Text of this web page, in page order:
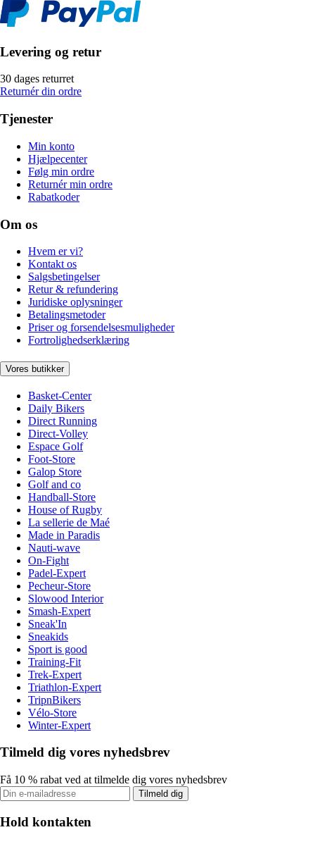
Levering og retur
30 dages returret
Returnér din ordre
Tjenester
Min konto
Hjælpecenter
Følg min ordre
Returnér min ordre
Rabatkoder
Om os
Hvem er vi?
Kontakt os
Salgsbetingelser
Retur & refundering
Juridiske oplysninger
Betalingsmetoder
Priser og forsendelsesmuligheder
Fortrolighedserklæring
Vores butikker
Basket-Center
Daily Bikers
Direct Running
Direct-Volley
Espace Golf
Foot-Store
Galop Store
Golf and co
Handball-Store
House of Rugby
La sellerie de Maé
Made in Paradis
Nauti-wave
On-Fight
Padel-Expert
Pecheur-Store
Slowood Interior
Smash-Expert
Sneak'In
Sneakids
Sport is good
Training-Fit
Trek-Expert
Triathlon-Expert
TripnBikers
Vélo-Store
Winter-Expert
Tilmeld dig vores nyhedsbrev
Få 10 % rabat ved at tilmelde dig vores nyhedsbrev
Tilmeld dig
Hold kontakten